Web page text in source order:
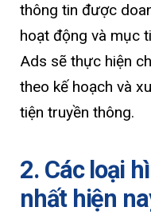
thông tin được
hoạt động và mục
Ads sẽ thực hiện
theo kế hoạch và
tiện truyền thông.
2. Các loại
nhất hiện